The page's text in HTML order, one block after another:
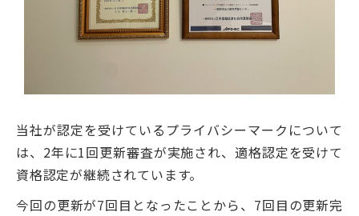
当社が認定を受けているプライバシーマークについて
は、2年に1回更新審査が実施され、適格認定を受けて
資格認定が継続されています。
今回の更新が7回目となったことから、7回目の更新完